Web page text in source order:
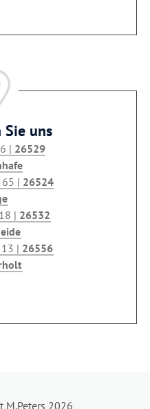
Sie uns
| 26529
| 26524
| 26532
| 26556
2026